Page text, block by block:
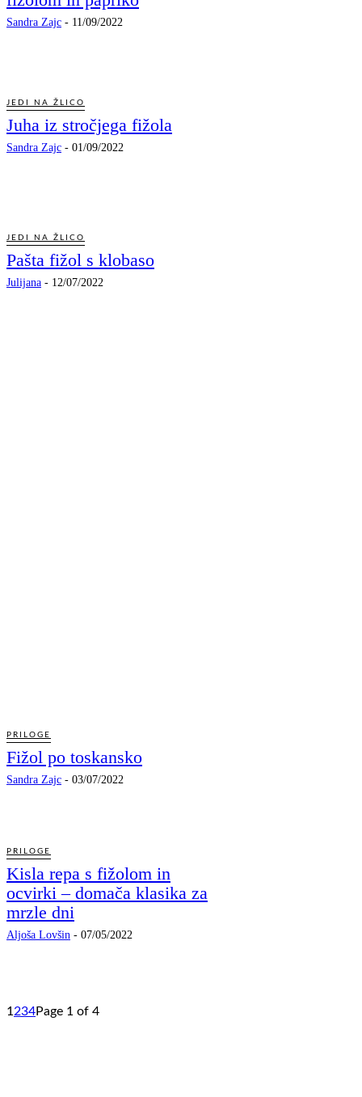
Sandra Zajc - 11/09/2022
JEDI NA ŽLICO
Juha iz stročjega fižola
Sandra Zajc - 01/09/2022
JEDI NA ŽLICO
Pašta fižol s klobaso
Julijana - 12/07/2022
PRILOGE
Fižol po toskansko
Sandra Zajc - 03/07/2022
PRILOGE
Kisla repa s fižolom in
ocvirki – domača klasika za
mrzle dni
Aljoša Lovšin - 07/05/2022
1 234Page 1 of 4